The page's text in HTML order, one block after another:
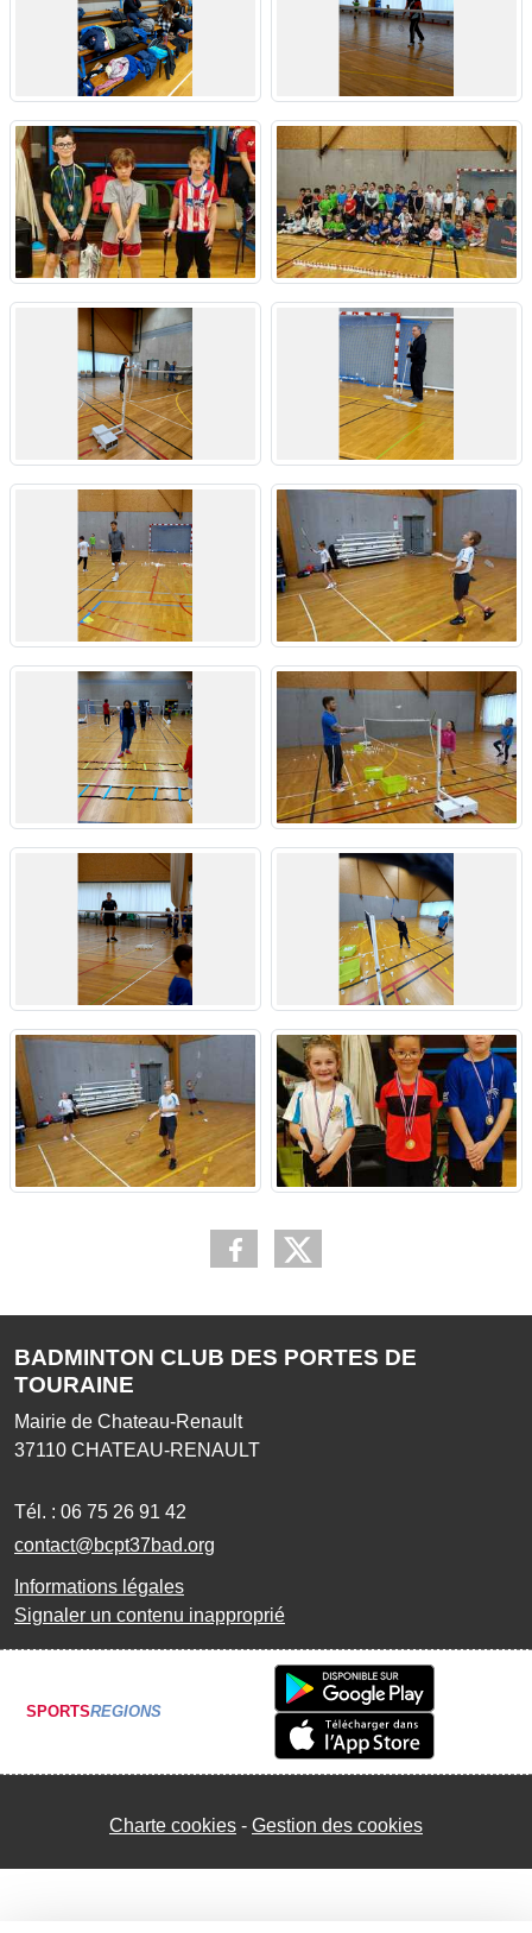
BADMINTON CLUB DES PORTES DE
TOURAINE
Mairie de Chateau-Renault
37110 CHATEAU-RENAULT
Tél. : 06 75 26 91 42
contact@bcpt37bad.org
Informations légales
Signaler un contenu inapproprié
SPORTSREGIONS
Charte cookies Gestion des cookies